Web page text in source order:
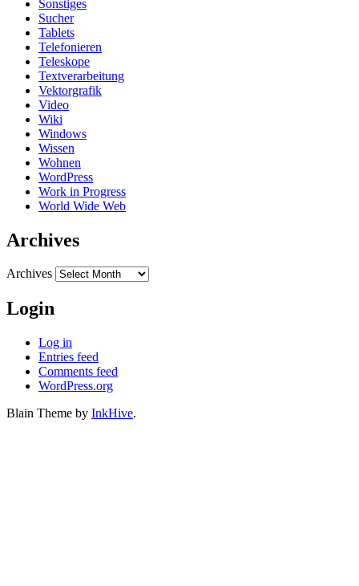
Sonstiges
Sucher
Tablets
Telefonieren
Teleskope
Textverarbeitung
Vektorgrafik
Video
Wiki
Windows
Wissen
Wohnen
WordPress
Work in Progress
World Wide Web
Archives
Archives
Login
Log in
Entries feed
Comments feed
WordPress.org
Blain Theme by InkHive.